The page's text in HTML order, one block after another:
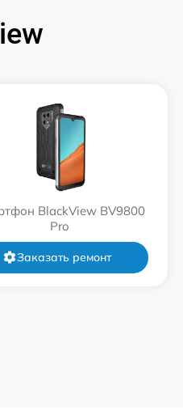
BlackView BV9800
Pro
Заказать ремонт